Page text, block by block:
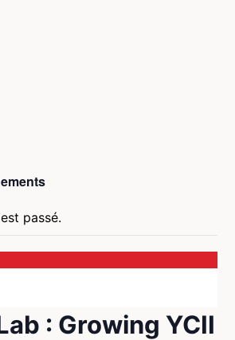
passé.
: Growing YCII